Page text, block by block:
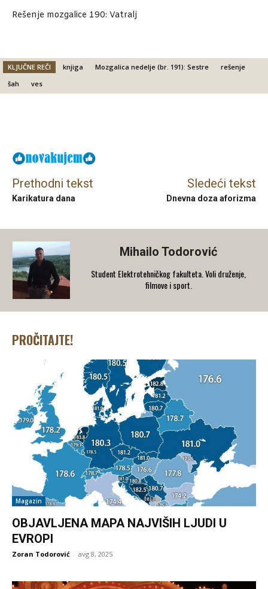
Rešenje mozgalice 190: Vatralj
KLJUČNE REČI knjiga Mozgalica nedelje (br. 191): Sestre
rešenje
šah
ves
Prethodni tekst
Karikatura dana
Sledeći tekst
Dnevna doza aforizma
Mihailo Todorović
Student Elektrotehničkog fakulteta. Voli druženje,
filmove i sport.
PROČITAJTE!
Magazin
OBJAVLJENA MAPA NAJVIŠIH LJUDI U
EVROPI
Zoran Todorović - avg 8, 2025